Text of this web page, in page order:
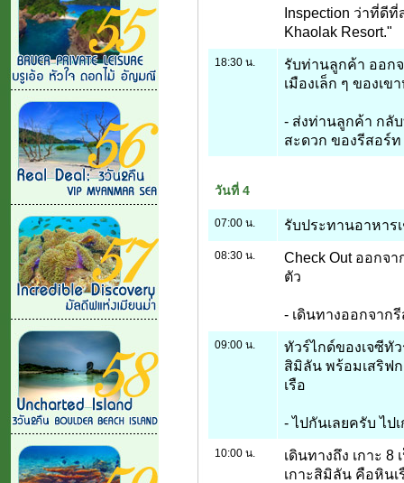
Inspection ว่าที่ดี
Khaolak Resort."
18:30 น.
รับท่านลูกค้า ออก
เมืองเล็ก ๆ ของเข
- ส่งท่านลูกค้า กลั
สะดวก ของรีสอร์
วันที่ 4
07:00 น. รับประทานอาหาร
08:30 น.
Check Out ออกจ
ตัว
- เดินทางออกจาก
09:00 น.
ทัวร์ไกด์ของเจซีทั
สิมิลัน พร้อมเสริฟ
เรือ
- ไปกันเลยครับ ไป
10:00 น.
เดินทางถึง เกาะ
เกาะสิมิลัน คือหิน